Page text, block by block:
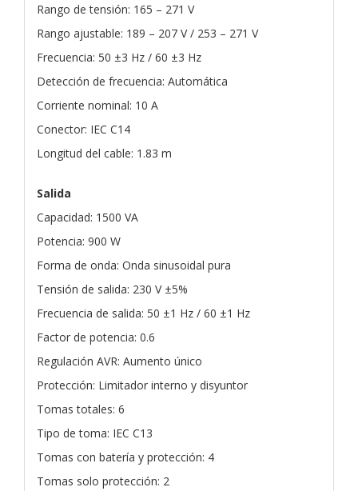
Rango de tensión: 165 – 271 V
Rango ajustable: 189 – 207 V / 253 – 271 V
Frecuencia: 50 ±3 Hz / 60 ±3 Hz
Detección de frecuencia: Automática
Corriente nominal: 10 A
Conector: IEC C14
Longitud del cable: 1.83 m
Salida
Capacidad: 1500 VA
Potencia: 900 W
Forma de onda: Onda sinusoidal pura
Tensión de salida: 230 V ±5%
Frecuencia de salida: 50 ±1 Hz / 60 ±1 Hz
Factor de potencia: 0.6
Regulación AVR: Aumento único
Protección: Limitador interno y disyuntor
Tomas totales: 6
Tipo de toma: IEC C13
Tomas con batería y protección: 4
Tomas solo protección: 2